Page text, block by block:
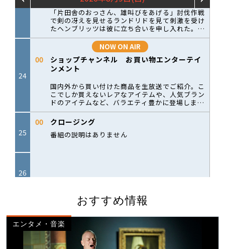
おすすめ情報
エンタメ・音楽